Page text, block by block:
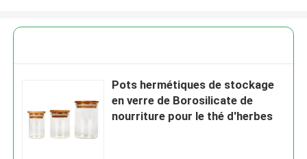
Pots hermétiques de stockage
en verre de Borosilicate de
nourriture pour le thé d'herbes